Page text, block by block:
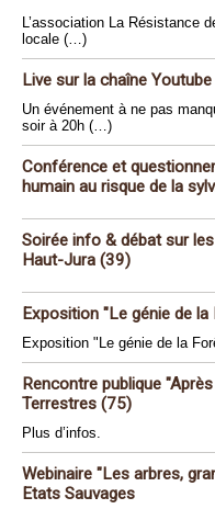
L’association La Résistance
locale (…)
Live sur la chaîne
Un événement à ne pas
soir à 20h (…)
Conférence et
humain au risque de la
Soirée info & débat sur
Haut-Jura (39)
Exposition "Le génie de
Exposition "Le génie de la
Rencontre publique
Terrestres (75)
Plus d’infos.
Webinaire "Les arbres,
Etats Sauvages